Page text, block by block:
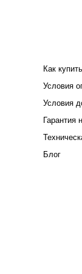
Как купить
Условия
Условия
Гарантия
Блог